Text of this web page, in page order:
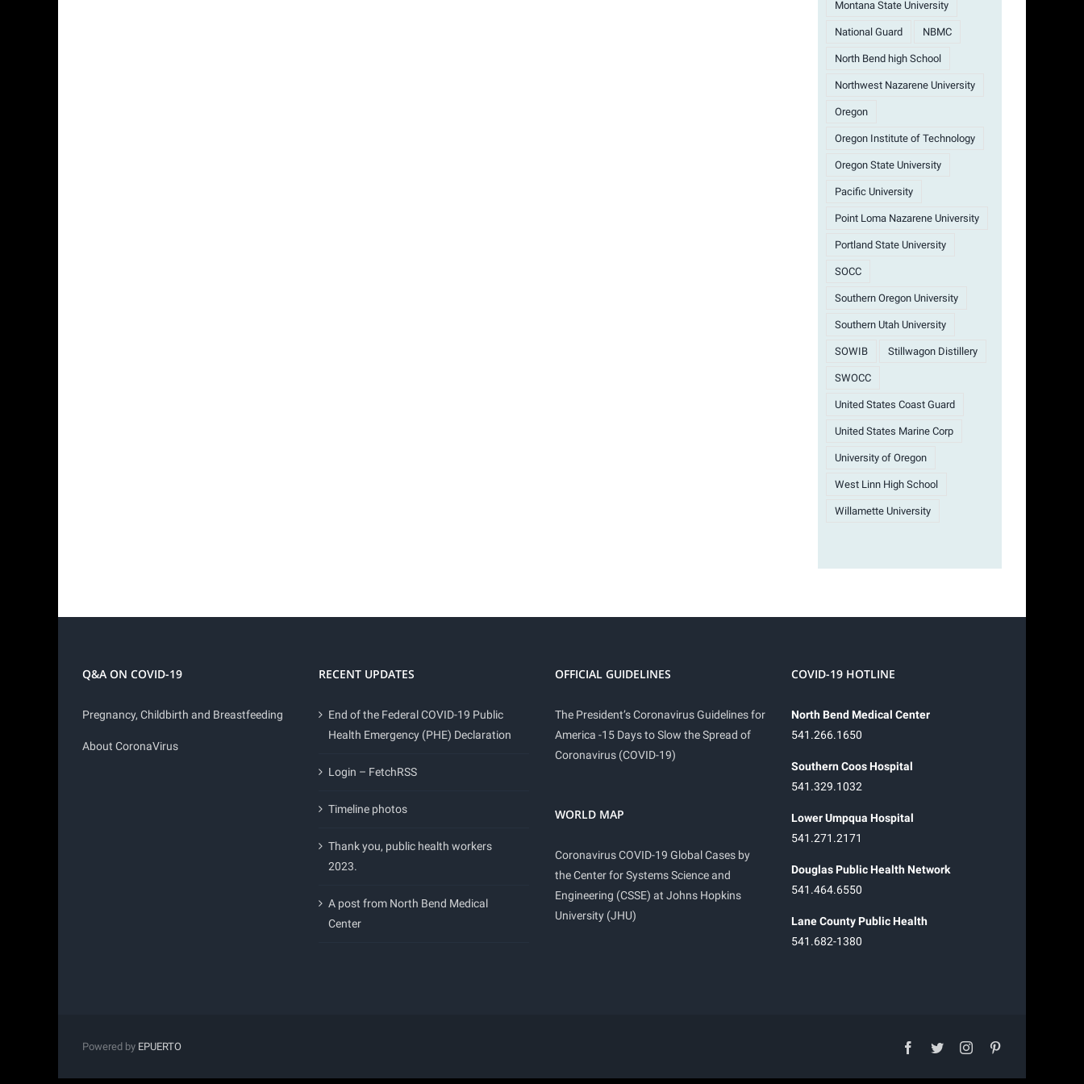
Montana State University
National Guard NBMC
North Bend high School
Northwest Nazarene University
Oregon
Oregon Institute of Technology
Oregon State University
Pacific University
Point Loma Nazarene University
Portland State University
SOCC
Southern Oregon University
Southern Utah University
SOWIB Stillwagon Distillery
SWOCC
United States Coast Guard
United States Marine Corp
University of Oregon
West Linn High School
Willamette University
Q&A ON COVID-19
Pregnancy, Childbirth and Breastfeeding
About CoronaVirus
RECENT UPDATES
End of the Federal COVID-19 Public
Health Emergency (PHE) Declaration
Login – FetchRSS
Timeline photos
Thank you, public health workers
2023.
A post from North Bend Medical
Center
OFFICIAL GUIDELINES
The President’s Coronavirus Guidelines for
America -15 Days to Slow the Spread of
Coronavirus (COVID-19)
WORLD MAP
Coronavirus COVID-19 Global Cases by
the Center for Systems Science and
Engineering (CSSE) at Johns Hopkins
University (JHU)
COVID-19 HOTLINE
North Bend Medical Center
541.266.1650
Southern Coos Hospital
541.329.1032
Lower Umpqua Hospital
541.271.2171
Douglas Public Health Network
541.464.6550
Lane County Public Health
541.682-1380
Powered by EPUERTO facebook
twitterinstagram